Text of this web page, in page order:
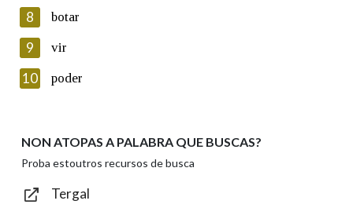
Lin e acepto as condicións da política de
Introduce o código que aparece na imaxe:
Texto de verificación
8 botar
9 vir
10 poder
NON ATOPAS A PALABRA QUE BUSCAS?
Proba estoutros recursos de busca
Tergal